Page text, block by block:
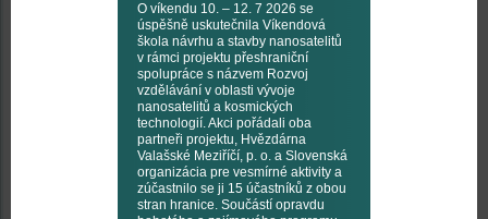
O víkendu 10. – 12. 7 2026 se
úspěšně uskutečnila Víkendová
škola návrhu a stavby nanosatelitů
v rámci projektu přeshraniční
spolupráce s názvem Rozvoj
vzdělávání v oblasti vývoje
nanosatelitů a kosmických
technologií. Akci pořádali oba
partneři projektu, Hvězdárna
Valašské Meziříčí, p. o. a Slovenská
organizácia pre vesmírné aktivity a
zúčastnilo se ji 15 účastníků z obou
stran hranice. Součástí opravdu